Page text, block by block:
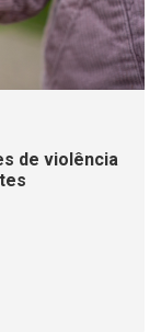
de violência